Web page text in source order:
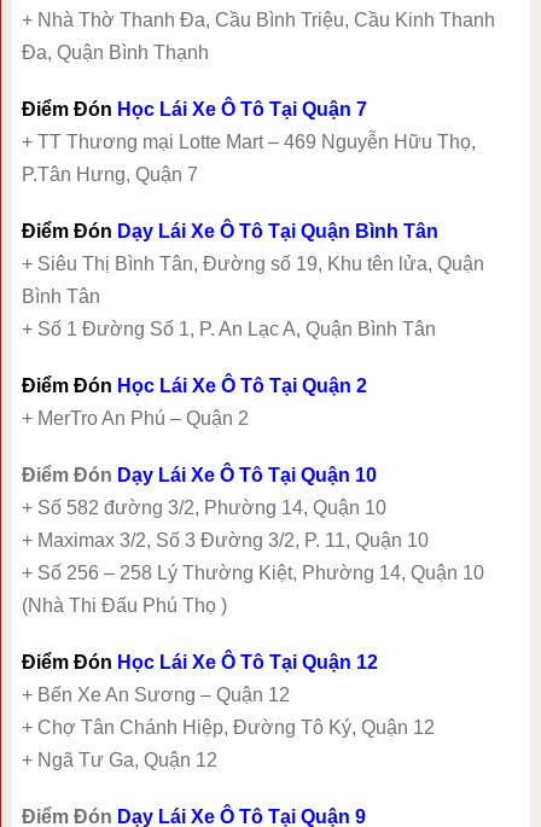
+ Nhà Thờ Thanh Đa, Cầu Bình Triệu, Cầu Kinh Thanh
Đa, Quận Bình Thạnh
Điểm Đón Học Lái Xe Ô Tô Tại Quận 7
+ TT Thương mại Lotte Mart – 469 Nguyễn Hữu Thọ,
P.Tân Hưng, Quận 7
Điểm Đón Dạy Lái Xe Ô Tô Tại Quận Bình Tân
+ Siêu Thị Bình Tân, Đường số 19, Khu tên lửa, Quận
Bình Tân
+ Số 1 Đường Số 1, P. An Lạc A, Quận Bình Tân
Điểm Đón Học Lái Xe Ô Tô Tại Quận 2
+ MerTro An Phú – Quận 2
Điểm Đón Dạy Lái Xe Ô Tô Tại Quận 10
+ Số 582 đường 3/2, Phường 14, Quận 10
+ Maximax 3/2, Số 3 Đường 3/2, P. 11, Quận 10
+ Số 256 – 258 Lý Thường Kiệt, Phường 14, Quận 10
(Nhà Thi Đấu Phú Thọ )
Điểm Đón Học Lái Xe Ô Tô Tại Quận 12
+ Bến Xe An Sương – Quận 12
+ Chợ Tân Chánh Hiệp, Đường Tô Ký, Quận 12
+ Ngã Tư Ga, Quận 12
Điểm Đón Dạy Lái Xe Ô Tô Tại Quận 9